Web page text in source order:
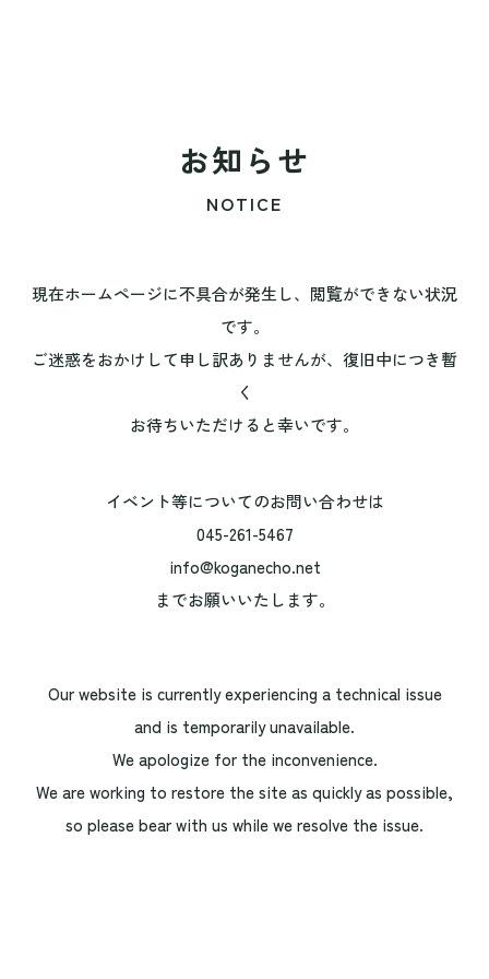
お知らせ
NOTICE
現在ホームページに不具合が発生し、閲覧ができない状況
です。
ご迷惑をおかけして申し訳ありませんが、復旧中につき暫
く
お待ちいただけると幸いです。
イベント等についてのお問い合わせは
045-261-5467
info@koganecho.net
までお願いいたします。
Our website is currently experiencing a technical issue
and is temporarily unavailable.
We apologize for the inconvenience.
We are working to restore the site as quickly as possible,
so please bear with us while we resolve the issue.